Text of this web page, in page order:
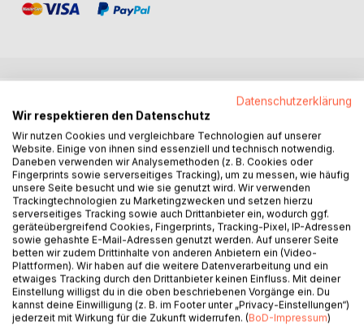
Erreichen Sie eine neue Dimension von Körperhaltung und
Fitness mit "Mission Body Posture - Aufrecht im Dienst; 30
Tage Workouts". Speziell für Männer im Sicherheitsdienst
entwickelt, führt Sie dieses progressive Programm durch
intensive, tägliche 15-minütige Eigengewichtsübungen, die
Ihre Muskulatur stärken und Ihre Haltung optimieren.
Perfekt abgestimmte Trainingspläne fokussieren sich
gezielt auf die spezifischen Anforderungen und
körperlichen Höchstleistungen, die in Ihrem Beruf
unverzichtbar sind.
In der ersten Woche beginnen Sie mit grundlegenden
Datenschutzerklärung
Wir respektieren den Datenschutz
Wir nutzen Cookies und vergleichbare Technologien auf unserer
Website. Einige von ihnen sind essenziell und technisch notwendig.
Daneben verwenden wir Analysemethoden (z. B. Cookies oder
Fingerprints sowie serverseitiges Tracking), um zu messen, wie häufig
unsere Seite besucht und wie sie genutzt wird. Wir verwenden
Trackingtechnologien zu Marketingzwecken und setzen hierzu
serverseitiges Tracking sowie auch Drittanbieter ein, wodurch ggf.
geräteübergreifend Cookies, Fingerprints, Tracking-Pixel, IP-Adressen
sowie gehashte E-Mail-Adressen genutzt werden. Auf unserer Seite
betten wir zudem Drittinhalte von anderen Anbietern ein (Video-
Plattformen). Wir haben auf die weitere Datenverarbeitung und ein
etwaiges Tracking durch den Drittanbieter keinen Einfluss. Mit deiner
Einstellung willigst du in die oben beschriebenen Vorgänge ein. Du
kannst deine Einwilligung (z. B. im Footer unter „Privacy-Einstellungen“)
jederzeit mit Wirkung für die Zukunft widerrufen. (BoD-Impressum)